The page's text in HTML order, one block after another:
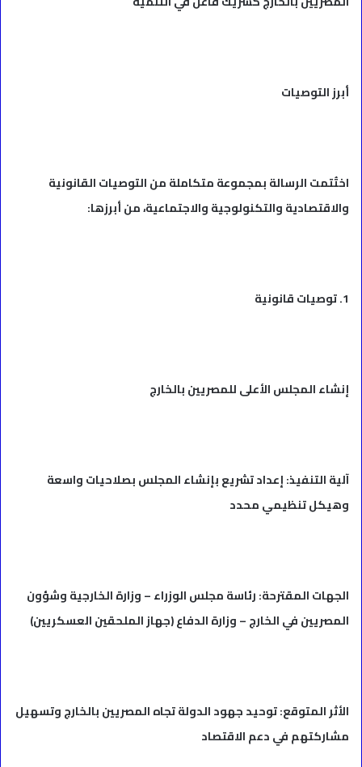
أبرز التوصيات
اختُتمت الرسالة بمجموعة متكاملة من التوصيات القانونية
والاقتصادية والتكنولوجية والاجتماعية، من أبرزها:
1. توصيات قانونية
إنشاء المجلس الأعلى للمصريين بالخارج
آلية التنفيذ: إعداد تشريع بإنشاء المجلس بصلاحيات واسعة
وهيكل تنظيمي محدد
الجهات المقترحة: رئاسة مجلس الوزراء – وزارة الخارجية وشؤون
المصريين في الخارج – وزارة الدفاع (جهاز الملحقين العسكريين)
الأثر المتوقع: توحيد جهود الدولة تجاه المصريين بالخارج وتسهيل
مشاركتهم في دعم الاقتصاد